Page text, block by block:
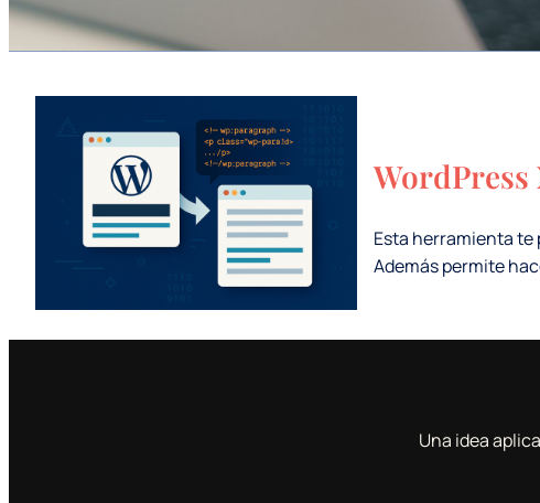
Esta herramienta te
Además permite
Una idea